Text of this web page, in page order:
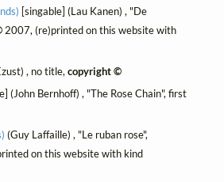
[singable] (Lau Kanen) , "De
2007, (re)printed on this website with
, no title,copyright ©
(John Bernhoff) , "The Rose Chain", first
(Guy Laffaille) , "Le ruban rose",
on this website with kind